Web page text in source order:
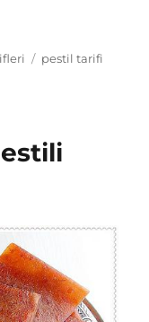
Etiketler
pestil tarifi